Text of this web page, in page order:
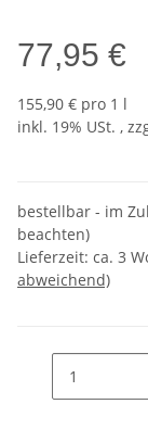
77,95 €
155,90 € pro 1 l
inkl. 19% USt. ,
bestellbar - im
beachten)
Lieferzeit: ca. 3
abweichend)